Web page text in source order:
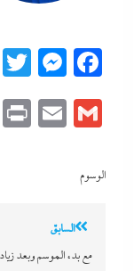
Gmail
الوسوم
تصفّح
المقالات
السابق
مع بدء الموسم وبعد